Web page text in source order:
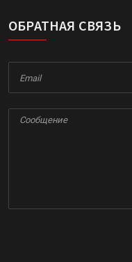
ОБРАТНАЯ СВЯЗЬ